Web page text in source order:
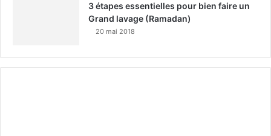
3 étapes essentielles pour bien faire un
Grand lavage (Ramadan)
20 mai 2018